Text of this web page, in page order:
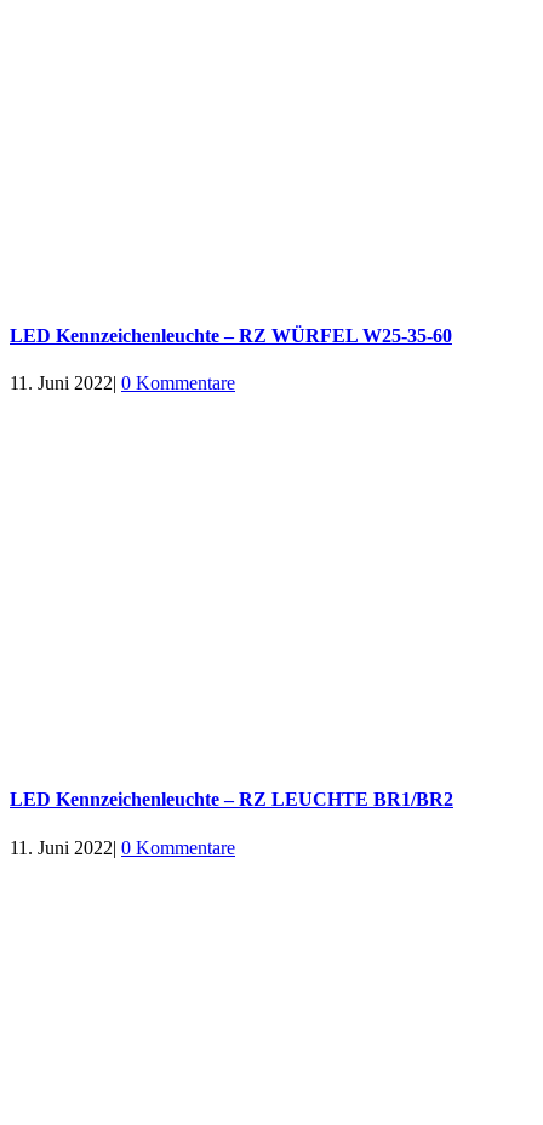
LED Kennzeichenleuchte – RZ WÜRFEL W25-35-60
11. Juni 2022| 0 Kommentare
LED Kennzeichenleuchte – RZ LEUCHTE BR1/BR2
11. Juni 2022| 0 Kommentare